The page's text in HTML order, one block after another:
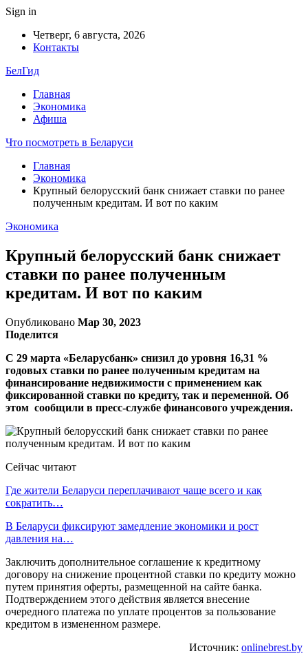
Sign in
Четверг, 6 августа, 2026
Контакты
БелГид
Главная
Экономика
Афиша
Что посмотреть в Беларуси
Главная
Экономика
Крупный белорусский банк снижает ставки по ранее
полученным кредитам. И вот по каким
Экономика
Крупный белорусский банк снижает
ставки по ранее полученным
кредитам. И вот по каким
Опубликовано Мар 30, 2023
Поделится
С 29 марта «Беларусбанк» снизил до уровня 16,31 %
годовых ставки по ранее полученным кредитам на
финансирование недвижимости с применением как
фиксированной ставки по кредиту, так и переменной. Об
этом сообщили в пресс-службе финансового учреждения.
Сейчас читают
Где жители Беларуси переплачивают чаще всего и как
сократить…
В Беларуси фиксируют замедление экономики и рост
давления на…
Заключить дополнительное соглашение к кредитному
договору на снижение процентной ставки по кредиту можно
путем принятия оферты, размещенной на сайте банка.
Подтверждением этого действия является внесение
очередного платежа по уплате процентов за пользование
кредитом в измененном размере.
Источник: onlinebrest.by